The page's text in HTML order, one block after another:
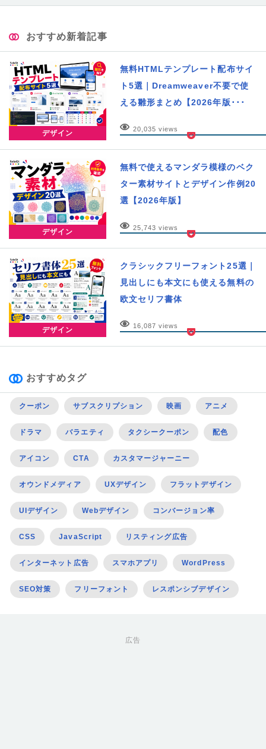
おすすめ新着記事
デザイン
無料HTMLテンプレート配布サイ
ト5選｜Dreamweaver不要で使
える雛形まとめ【2026年版･･･
20,035 views
デザイン
無料で使えるマンダラ模様のベク
ター素材サイトとデザイン作例20
選【2026年版】
25,743 views
デザイン
クラシックフリーフォント25選｜
見出しにも本文にも使える無料の
欧文セリフ書体
16,087 views
おすすめタグ
クーポン サブスクリプション 映画 アニメ
ドラマ バラエティ タクシークーポン 配色
アイコン CTA カスタマージャーニー
オウンドメディア UXデザイン フラットデザイン
UIデザイン Webデザイン コンバージョン率
CSS JavaScript リスティング広告
インターネット広告 スマホアプリ WordPress
SEO対策 フリーフォント レスポンシブデザイン
広告